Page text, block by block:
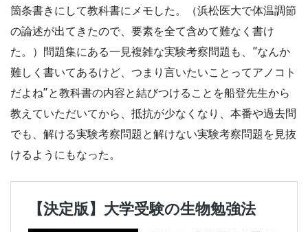
箇条書きにして教科書にメモした。（浜松医大で体温調節
の論述が出てきたので、要素を全て含めて難なく書け
た。）問題集にある一見複雑な実験考察問題も、“なんか
難しく書いてあるけど、つまり言いたいことってアノコト
だよね”と教科書の内容と結びつけることを船登先生から
教えていただいてから、抵抗が少なくなり、本番や過去問
でも、解ける実験考察問題と解けない実験考察問題を見抜
けるようにもなった。